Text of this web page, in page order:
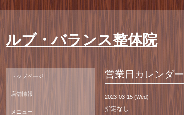
ルブ・バランス整体院
営業日カレンダー
2023-03-15 (Wed)
指定なし
トップページ
店舗情報
メニュー